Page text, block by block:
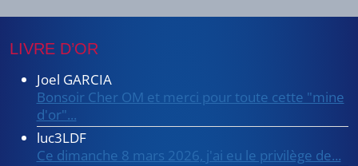
LIVRE D’OR
Joel GARCIA
Bonsoir Cher OM et merci pour toute cette "mine
d'or"...
luc3LDF
Ce dimanche 8 mars 2026, j'ai eu le privilège de...